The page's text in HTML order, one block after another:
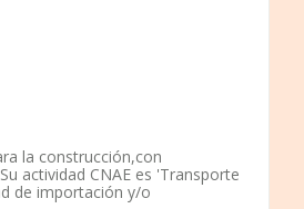
la construcción,con
actividad CNAE es 'Transporte
de importación y/o